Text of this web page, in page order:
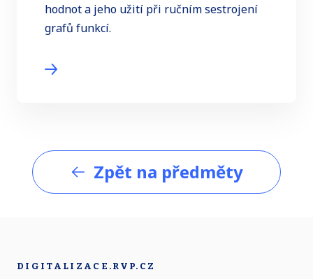
hodnot a jeho užití při ručním sestrojení
grafů funkcí.
Zpět na předměty
DIGITALIZACE.RVP.CZ